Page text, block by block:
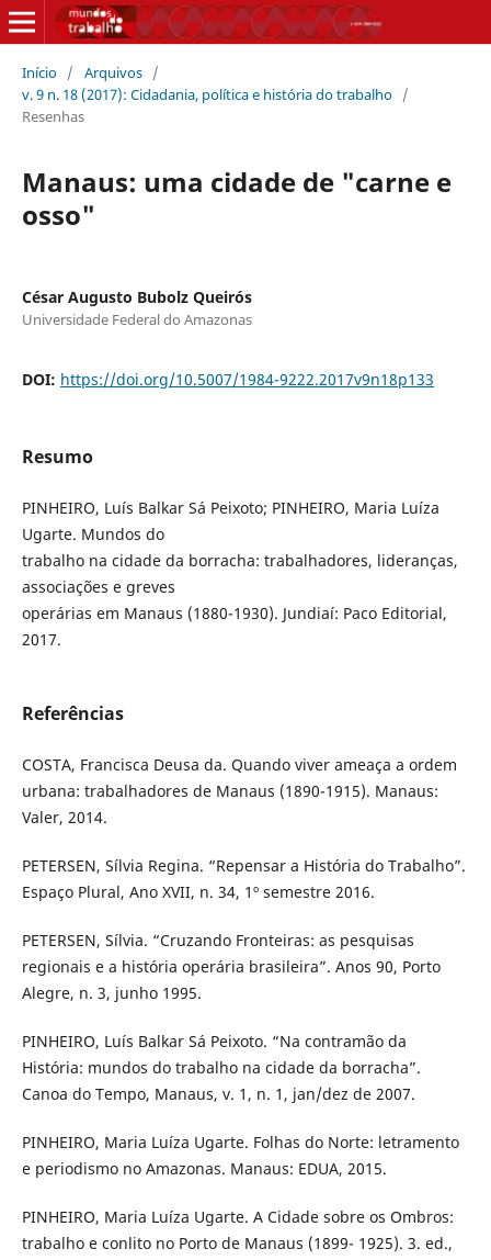
Início / Arquivos /
v. 9 n. 18 (2017): Cidadania, política e história do trabalho /
Resenhas
Manaus: uma cidade de "carne e
osso"
César Augusto Bubolz Queirós
Universidade Federal do Amazonas
DOI: https://doi.org/10.5007/1984-9222.2017v9n18p133
Resumo
PINHEIRO, Luís Balkar Sá Peixoto; PINHEIRO, Maria Luíza
Ugarte. Mundos do
trabalho na cidade da borracha: trabalhadores, lideranças,
associações e greves
operárias em Manaus (1880-1930). Jundiaí: Paco Editorial,
2017.
Referências
COSTA, Francisca Deusa da. Quando viver ameaça a ordem
urbana: trabalhadores de Manaus (1890-1915). Manaus:
Valer, 2014.
PETERSEN, Sílvia Regina. “Repensar a História do Trabalho”.
Espaço Plural, Ano XVII, n. 34, 1º semestre 2016.
PETERSEN, Sílvia. “Cruzando Fronteiras: as pesquisas
regionais e a história operária brasileira”. Anos 90, Porto
Alegre, n. 3, junho 1995.
PINHEIRO, Luís Balkar Sá Peixoto. “Na contramão da
História: mundos do trabalho na cidade da borracha”.
Canoa do Tempo, Manaus, v. 1, n. 1, jan/dez de 2007.
PINHEIRO, Maria Luíza Ugarte. Folhas do Norte: letramento
e periodismo no Amazonas. Manaus: EDUA, 2015.
PINHEIRO, Maria Luíza Ugarte. A Cidade sobre os Ombros:
trabalho e conlito no Porto de Manaus (1899- 1925). 3. ed.,